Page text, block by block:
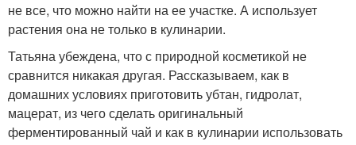
не все, что можно найти на ее участке. А использует
растения она не только в кулинарии.
Татьяна убеждена, что с природной косметикой не
сравнится никакая другая. Рассказываем, как в
домашних условиях приготовить убтан, гидролат,
мацерат, из чего сделать оригинальный
ферментированный чай и как в кулинарии использовать